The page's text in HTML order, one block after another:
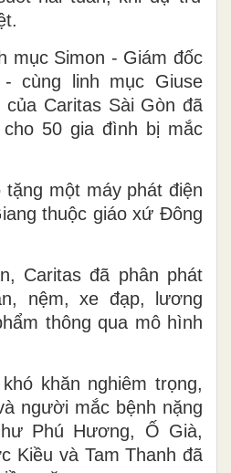
mục Simon - Giám đốc
cùng linh mục Giuse
của Caritas Sài Gòn đã
50 gia đình bị mắc
một máy phát điện
thuộc giáo xứ Đông
Caritas đã phân phát
nệm, xe đạp, lương
thông qua mô hình
khăn nghiêm trọng,
người mắc bệnh nặng
Phú Hương, Ố Già,
Kiều và Tam Thanh đã